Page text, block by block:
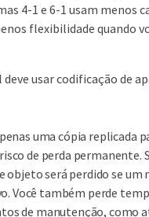
4-1 e 6-1 usam menos
flexibilidade quando
deve usar codificação de
uma cópia replicada
de perda permanente.
objeto será perdido se
Você também perde
de manutenção, como